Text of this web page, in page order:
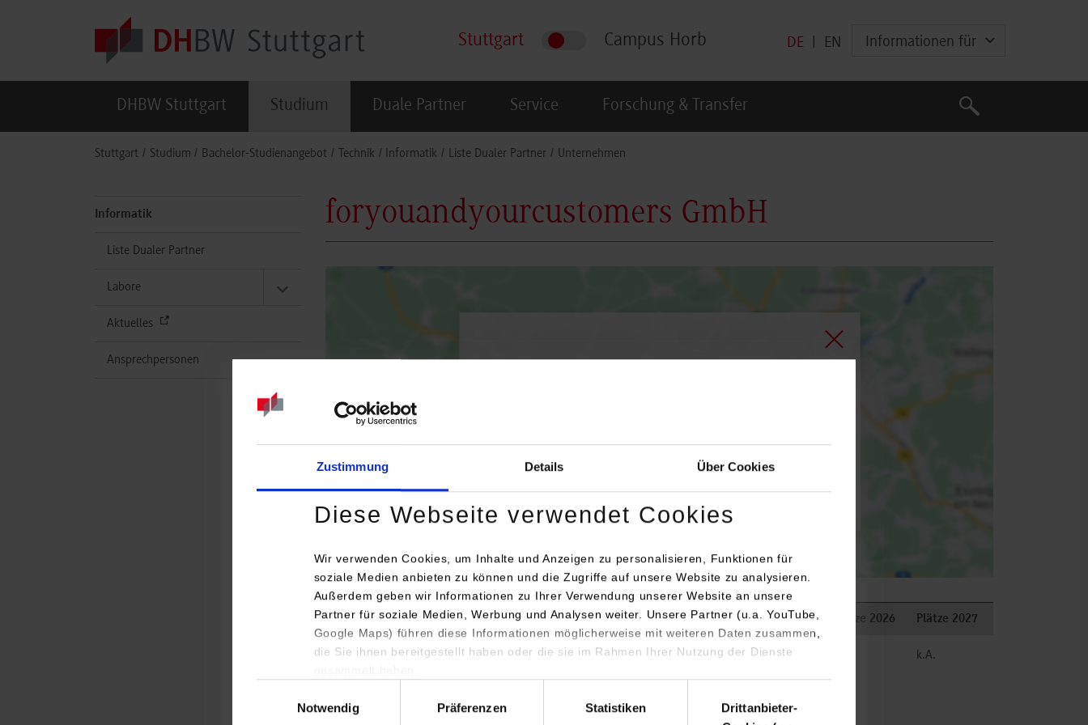
Zustimmung Details Über Cookies
Diese Webseite verwendet Cookies
Wir verwenden Cookies, um Inhalte und Anzeigen zu personalisieren, Funktionen für
soziale Medien anbieten zu können und die Zugriffe auf unsere Website zu analysieren.
Außerdem geben wir Informationen zu Ihrer Verwendung unserer Website an unsere
Partner für soziale Medien, Werbung und Analysen weiter. Unsere Partner (u.a. YouTube,
Google Maps) führen diese Informationen möglicherweise mit weiteren Daten zusammen,
die Sie ihnen bereitgestellt haben oder die sie im Rahmen Ihrer Nutzung der Dienste
Notwendig
Präferenzen Statistiken
Drittanbieter-
Stuttgart Campus Horb DE EN Informationen für
DHBW Stuttgart Studium Duale Partner Service Forschung & Transfer
Suche
Suche
Stuttgart Studium Bachelor-Studienangebot Technik Informatik Liste Dualer Partner Unternehmen
Informatik
Liste Dualer Partner
Labore
Aktuelles
Ansprechpersonen
foryouandyourcustomers GmbH
Dauerhaft aktivieren Einmalig aktivieren
Studiengang / Studienrichtung Anschrift / Ansprechperson Bemerkungen Plätze 2026 Plätze 2027
Informatik
foryouandyourcustomers GmbH
k.A.